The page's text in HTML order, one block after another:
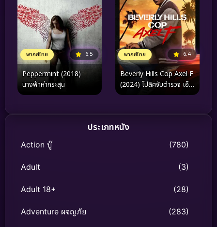
พากย์ไทย 6.5
Peppermint (2018)
นางฟ้าห่ากระสุน
พากย์ไทย 6.4
Beverly Hills Cop Axel F
(2024) โปลิศจับตำรวจ เอ็ก
เซล เอฟ
ประเภทหนัง
Action บู๊ (780)
Adult (3)
Adult 18+ (28)
Adventure ผจญภัย (283)